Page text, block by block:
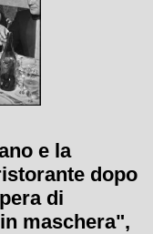
e la
dopo
di
maschera",